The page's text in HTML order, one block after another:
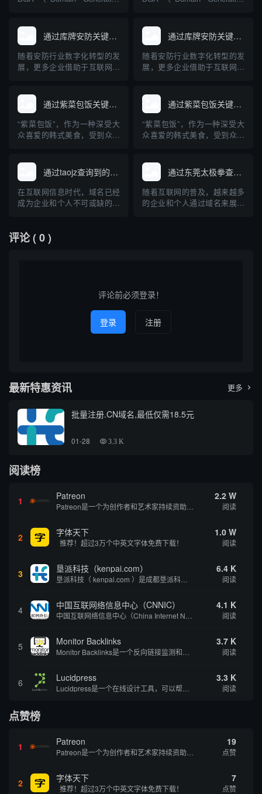
与封锁的常见手段。DGA域名
查询技术是识别和防范此类威
胁的关键工具。本文将详细介
绍DGA域名的原理、危害、
与封锁的常见手段。DGA域名
查询技术是识别和防范此类威
胁的关键工具。本文将详细介
绍DGA域名的原理、危害、
通过库牌安防关键词查询到的域名
随着安防行业数字化转型的发
展，更多企业借助于互联网进
关域名受到行业关注。本文梳
理通过“库牌安防”关键词在主
流平台检索得到的相关域名，
并对安防公司为何重视域名布
通过库牌安防关键词查询到的域名
随着安防行业数字化转型的发
展，更多企业借助于互联网进
关域名受到行业关注。本文梳
理通过“库牌安防”关键词在主
流平台检索得到的相关域名，
并对安防公司为何重视域名布
通过紫菜包饭关键词查询到的域名
“紫菜包饭”，作为一种深受大
众喜爱的韩式美食，受到众多
在互联网上可以查询到的相关
域名，并对“紫菜包饭”这一美
食进行专业科普，涵盖其起
源、制作方法、营养价值及与
通过紫菜包饭关键词查询到的域名
“紫菜包饭”，作为一种深受大
众喜爱的韩式美食，受到众多
在互联网上可以查询到的相关
域名，并对“紫菜包饭”这一美
食进行专业科普，涵盖其起
源、制作方法、营养价值及与
通过taojz查询到的域名网站
在互联网信息时代，域名已经
成为企业和个人不可或缺的网
易和管理需求也愈发旺盛。
taojz作为国内知名的域名查询
通过东莞太极拳查询域名
随着互联网的普及，越来越多
的企业和个人通过域名来展示
莞太...
评论( 0 )
评论前必须登录！
登录 注册
最新特惠资讯 更多 
批量注册.CN域名,最低仅需18.5元
01-28 3.3 K
阅读榜
1 Patreon 2.2 W
阅读
2 字体天下
推荐！超过3万个中英文字体免费下载！
1.0 W
阅读
3 垦派科技（kenpai.com） 6.4 K
阅读
4 中国互联网络信息中心（CNNIC） 4.1 K
阅读
5 Monitor Backlinks 3.7 K
阅读
6 Lucidpress 3.3 K
阅读
点赞榜
1 Patreon 19
点赞
2 字体天下
推荐！超过3万个中英文字体免费下载！
7
点赞